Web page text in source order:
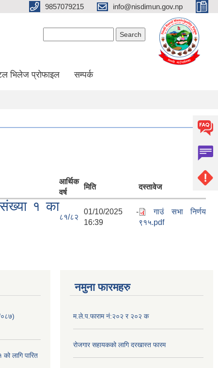
9857079215 info@nisdimun.gov.np
भिलेज प्रोफाइल सम्पर्क
आर्थिक
वर्ष
मिति दस्तावेज
१ का
८१/८२
01/10/2025 -
16:39
गाउं सभा निर्णय
९१५.pdf
लागि पारित
नमुना फारमहरु
म.ले.प.फाराम नं:२०२ र २०२ क
रोजगार सहायकको लागि दरखास्त फारम